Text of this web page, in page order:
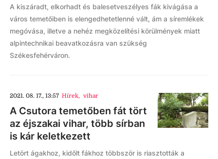
A kiszáradt, elkorhadt és balesetveszélyes fák kivágása a
város temetőiben is elengedhetetlenné vált, ám a síremlékek
megóvása, illetve a nehéz megközelítési körülmények miatt
alpintechnikai beavatkozásra van szükség
Székesfehérváron.
2021. 08. 17., 13:57 Hírek, vihar
A Csutora temetőben fát tört
az éjszakai vihar, több sírban
is kár keletkezett
Letört ágakhoz, kidőlt fákhoz többször is riasztották a